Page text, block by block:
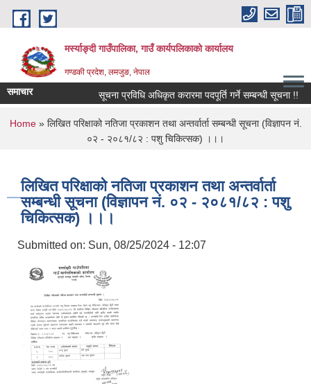
Skip to main content
मर्स्याङ्दी गाउँपालिका, गाउँ कार्यपलिकाको कार्यालय
गण्डकी प्रदेश, लमजुङ, नेपाल
समाचार सूचना प्रविधि अधिकृत करारमा पदपूर्ति गर्ने सम्बन्धी सूचना !!
You are here
Home» लिखित परिक्षाको नतिजा प्रकाशन तथा अन्तर्वार्ता सम्बन्धी सूचना (विज्ञापन नं.
०२ - २०८१/८२ : पशु चिकित्सक) ।।।
लिखित परिक्षाको नतिजा प्रकाशन तथा अन्तर्वार्ता
सम्बन्धी सूचना (विज्ञापन नं. ०२ - २०८१/८२ : पशु
चिकित्सक) ।।।
Submitted on: Sun, 08/25/2024 - 12:07